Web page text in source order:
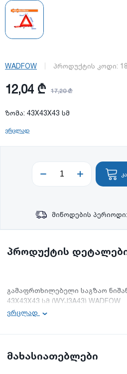
WADFOW პროდუქტის კოდი:
12,04 ₾ 17,20 ₾
ზომა: 43X43X43 სმ
ვრცლად
მიწოდების პერიოდი:
პროდუქტის
გამაფრთხილებელი საგზაო
43X43X43 სმ (WYJ3A43) WADFOW
ბრენდი: WADFOW
ვრცლად
მახასიათებლები